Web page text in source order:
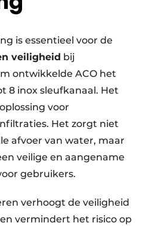
is essentieel voor de
veiligheid bij
ontwikkelde ACO het
8 inox sleufkanaal. Het
voor
Het zorgt niet
afvoer van water, maar
veilige en aangename
gebruikers.
verhoogt de veiligheid
vermindert het risico op